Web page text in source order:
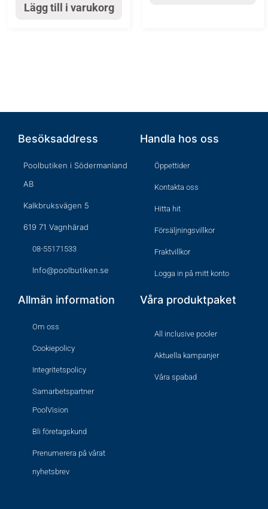
Lägg till i varukorg
Besöksaddress
Poolbutiken i Södermanland
AB
Kalkbruksvägen 5
619 71 Vagnhärad
08-55171533
Info@poolbutiken.se
Handla hos oss
Öppettider
Kontakta oss
Hitta hit
Försäljningsvillkor
Fraktvillkor
Logga in på mitt konto
Allmän information
Om oss
Cookiepolicy
Integritetspolicy
Samarbetspartner
PoolVision
Bli företagskund
Prenumerera på vårat
nyhetsbrev
Våra produktpaket
All inclusive pooler
Aktuella kampanjer
Våra spabad